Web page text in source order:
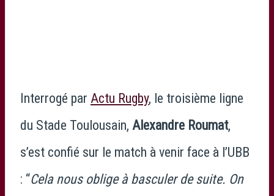
Interrogé par Actu Rugby, le troisième ligne
du Stade Toulousain, Alexandre Roumat,
s’est confié sur le match à venir face à l’UBB
: “Cela nous oblige à basculer de suite. On